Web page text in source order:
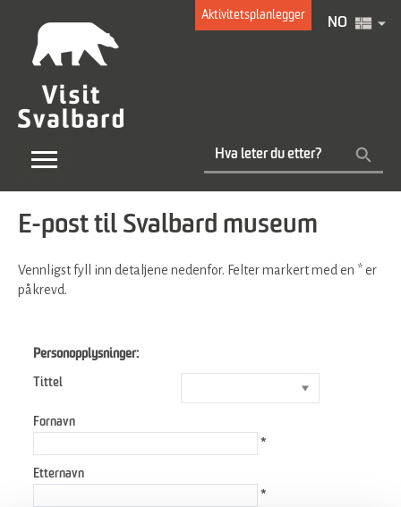
Aktivitetsplanlegger
NO
E-post til Svalbard museum
Vennligst fyll inn detaljene nedenfor. Felter markert med en * er
påkrevd.
Personopplysninger:
Tittel
Fornavn
*
Etternavn
*